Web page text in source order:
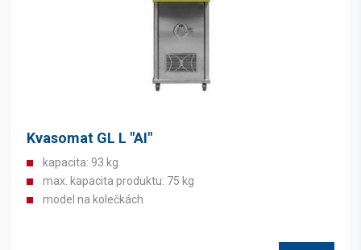
Kvasomat GL L "AI"
kapacita: 93 kg
max. kapacita produktu: 75 kg
model na kolečkách